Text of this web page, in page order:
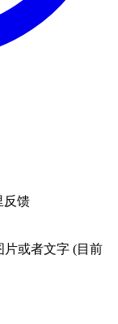
反馈
片或者文字 (目前